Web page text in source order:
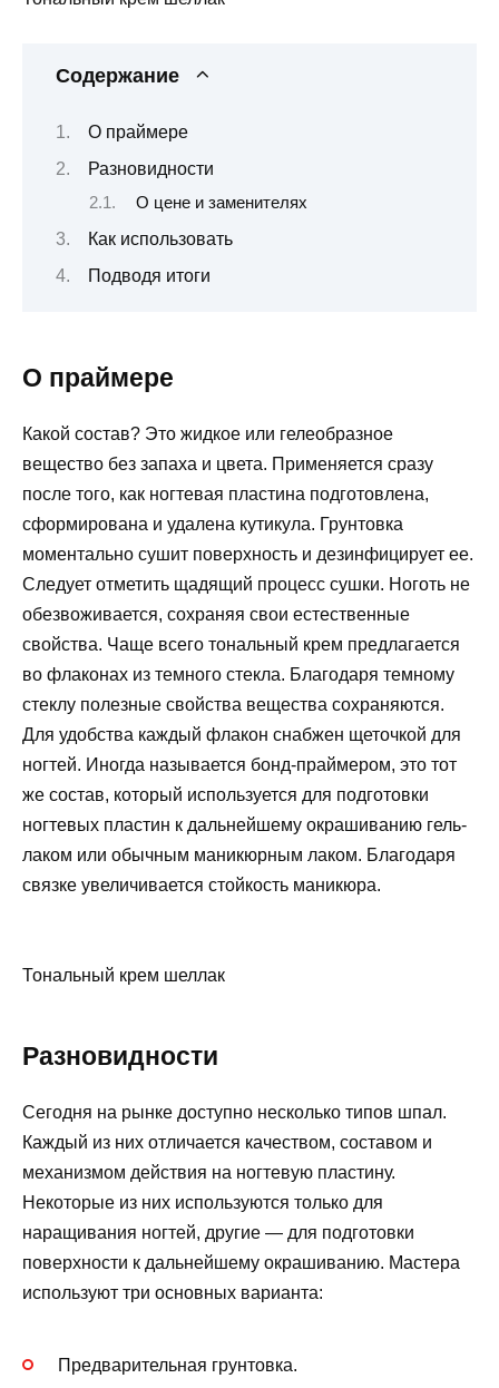
Содержание
О праймере
Разновидности
О цене и заменителях
Как использовать
Подводя итоги
О праймере
Какой состав? Это жидкое или гелеобразное
вещество без запаха и цвета. Применяется сразу
после того, как ногтевая пластина подготовлена,
сформирована и удалена кутикула. Грунтовка
моментально сушит поверхность и дезинфицирует ее.
Следует отметить щадящий процесс сушки. Ноготь не
обезвоживается, сохраняя свои естественные
свойства. Чаще всего тональный крем предлагается
во флаконах из темного стекла. Благодаря темному
стеклу полезные свойства вещества сохраняются.
Для удобства каждый флакон снабжен щеточкой для
ногтей. Иногда называется бонд-праймером, это тот
же состав, который используется для подготовки
ногтевых пластин к дальнейшему окрашиванию гель-
лаком или обычным маникюрным лаком. Благодаря
связке увеличивается стойкость маникюра.
Тональный крем шеллак
Разновидности
Сегодня на рынке доступно несколько типов шпал.
Каждый из них отличается качеством, составом и
механизмом действия на ногтевую пластину.
Некоторые из них используются только для
наращивания ногтей, другие — для подготовки
поверхности к дальнейшему окрашиванию. Мастера
используют три основных варианта:
Предварительная грунтовка.